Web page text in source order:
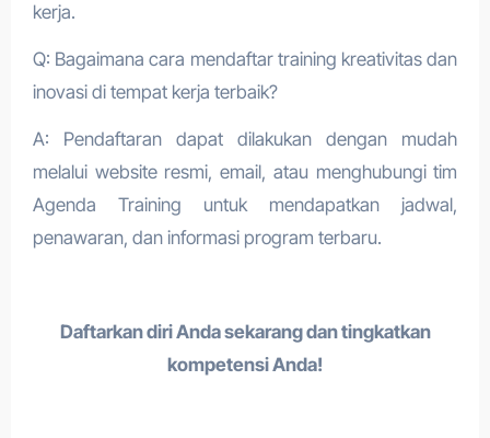
kerja.
Q: Bagaimana cara mendaftar training kreativitas dan
inovasi di tempat kerja terbaik?
A: Pendaftaran dapat dilakukan dengan mudah
melalui website resmi, email, atau menghubungi tim
Agenda Training untuk mendapatkan jadwal,
penawaran, dan informasi program terbaru.
Daftarkan diri Anda sekarang dan tingkatkan
kompetensi Anda!